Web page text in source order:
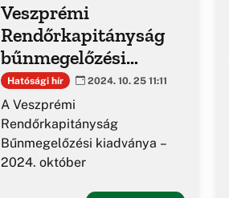
Veszprémi
Rendőrkapitányság
bűnmegelőzési
hírlevél
Hatósági hír 2024. 10. 25 11:11
A Veszprémi
Rendőrkapitányság
Bűnmegelőzési kiadványa –
2024. október